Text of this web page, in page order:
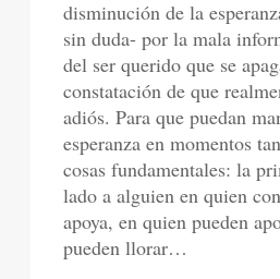
disminución de la
sin duda- por la mala
del ser querido que se
constatación de que
adiós. Para que puedan
esperanza en momentos
cosas fundamentales: la
lado a alguien en quien
apoya, en quien pueden
pueden llorar…